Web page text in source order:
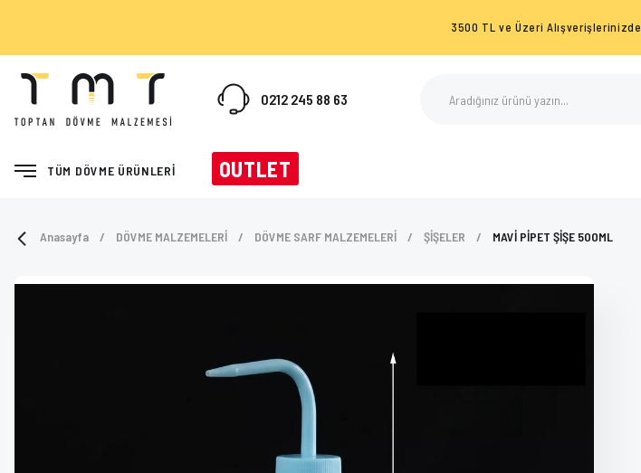
3500 TL ve Üzeri Alışverişlerinizde
0212 245 88 63
TÜM DÖVME ÜRÜNLERİ OUTLET
Anasayfa DÖVME MALZEMELERİ DÖVME SARF MALZEMELERİ ŞİŞELER MAVİ PİPET ŞİŞE 500ML